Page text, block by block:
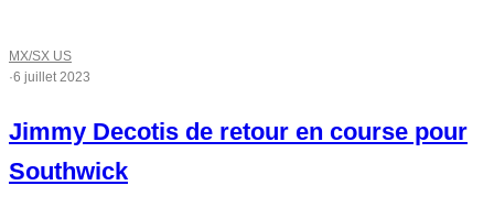
MX/SX US
·6 juillet 2023
Jimmy Decotis de retour en course pour
Southwick